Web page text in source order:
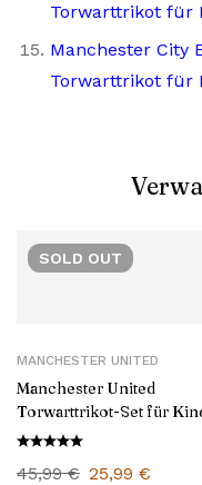
Torwarttrikot für
Manchester City
Torwarttrikot für
SOLD OUT
MANCHESTER UNITED
Manchester United
Torwarttrikot-Set für
2024/25
45,99€ 25,99 €